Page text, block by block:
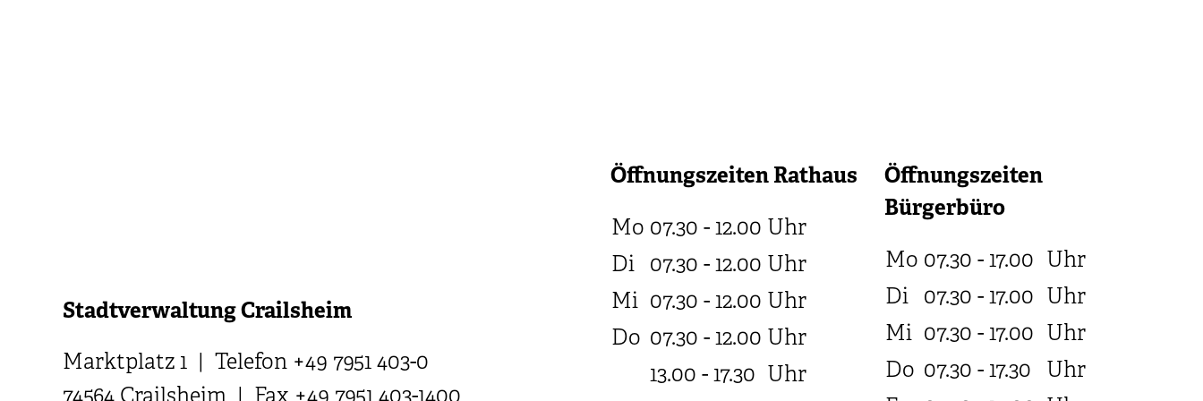
Stadtverwaltung Crailsheim
Marktplatz 1 | Telefon +49 7951 403-0
Öffnungszeiten Rathaus
Mo 07.30 - 12.00 Uhr
Di 07.30 - 12.00 Uhr
Mi 07.30 - 12.00 Uhr
Do 07.30 - 12.00 Uhr
13.00 - 17.30 Uhr
Öffnungszeiten
Bürgerbüro
Mo 07.30 - 17.00 Uhr
Di 07.30 - 17.00 Uhr
Mi 07.30 - 17.00 Uhr
Do 07.30 - 17.30
Uhr